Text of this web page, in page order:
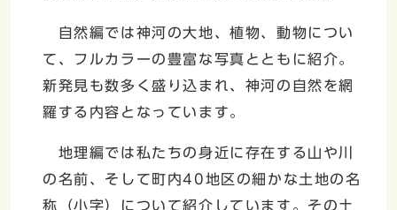
自然編では神河の大地、植物、動物につい
て、フルカラーの豊富な写真とともに紹介。
新発見も数多く盛り込まれ、神河の自然を網
羅する内容となっています。
地理編では私たちの身近に存在する山や川
の名前、そして町内40地区の細かな土地の名
称（小字）について紹介しています。その土